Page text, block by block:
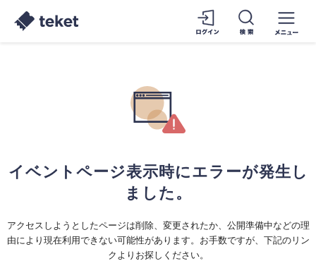
イベントページ表示時にエラーが発生し
ました。
アクセスしようとしたページは削除、変更されたか、公開準備中などの理
由により現在利用できない可能性があります。お手数ですが、下記のリン
クよりお探しください。